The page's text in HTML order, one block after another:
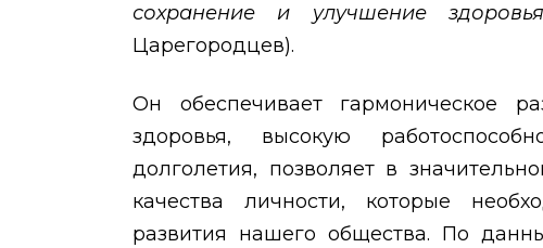
сохранение и улучшение
Царегородцев).
Он обеспечивает гармоническое
здоровья, высокую
долголетия, позволяет в
качества личности, которые
развития нашего общества. По